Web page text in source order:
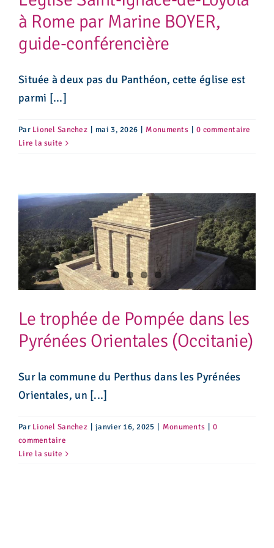
à Rome par Marine BOYER,
guide-conférencière
Située à deux pas du Panthéon, cette église est
parmi [...]
Par Lionel Sanchez mai 3, 2026 Monuments
0 commentaire
Lire la suite
Le trophée de Pompée dans les
Pyrénées Orientales (Occitanie)
Sur la commune du Perthus dans les Pyrénées
Orientales, un [...]
Par Lionel Sanchez | janvier 16, 2025 | Monuments | 0
commentaire
Lire la suite